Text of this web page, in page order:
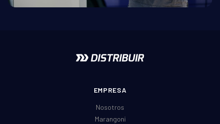
EMPRESA
Nosotros
Marangoni